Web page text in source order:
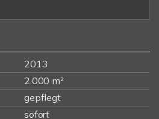
2013
2.000 m²
gepflegt
sofort